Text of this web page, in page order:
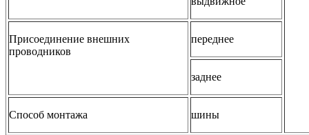
Присоединение внешних
проводников
переднее
заднее
Способ монтажа шины